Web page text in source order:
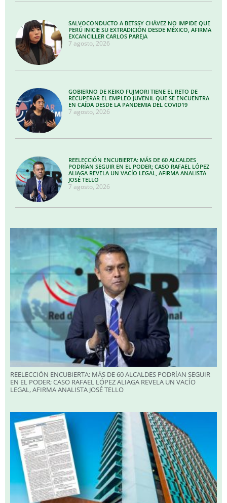
SALVOCONDUCTO A BETSSY CHÁVEZ NO IMPIDE QUE
PERÚ INICIE SU EXTRADICIÓN DESDE MÉXICO, AFIRMA
EXCANCILLER CARLOS PAREJA
7 agosto, 2026
GOBIERNO DE KEIKO FUJMORI TIENE EL RETO DE
RECUPERAR EL EMPLEO JUVENIL QUE SE ENCUENTRA
EN CAÍDA DESDE LA PANDEMIA DEL COVID19
7 agosto, 2026
REELECCIÓN ENCUBIERTA: MÁS DE 60 ALCALDES
PODRÍAN SEGUIR EN EL PODER; CASO RAFAEL LÓPEZ
ALIAGA REVELA UN VACÍO LEGAL, AFIRMA ANALISTA
JOSÉ TELLO
7 agosto, 2026
REELECCIÓN ENCUBIERTA: MÁS DE 60 ALCALDES PODRÍAN SEGUIR
EN EL PODER; CASO RAFAEL LÓPEZ ALIAGA REVELA UN VACÍO
LEGAL, AFIRMA ANALISTA JOSÉ TELLO